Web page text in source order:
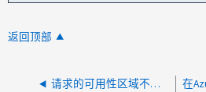
返回顶部
请求的可用性区域不支持请求的实例类型 (M3.medium)